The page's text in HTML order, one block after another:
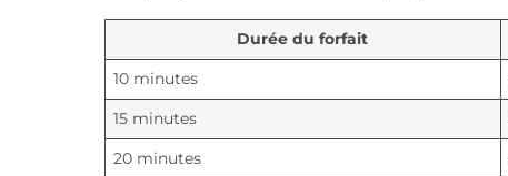
Durée du forfait
10 minutes
15 minutes
20 minutes